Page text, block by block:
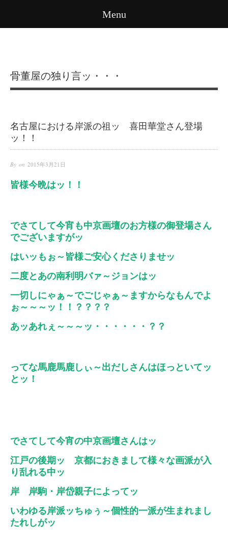
Menu
骨董屋の独り言ッ・・・
名古屋における岸派の祖ッ 喜田華堂さん登場
ッ！！
By on 2015年3月21日
皆様今晩はッ！！
でさてして今宵も中京画壇のお方様の御登場さん
でございますがッ
はいッもぉ～皆様ご安心くださりませッ
二度とあの南利明バァ～ジョンはッ
一切しにゃぁ～でごじゃぁ～ますからなもんでよ
ぉ～～～ッ！！？？？？
あッあれぇ～～～ッ・・・・・・？？
ってな馬鹿馬鹿しぃ～出だしさんはほっといてッ
とッ！
でさてして今宵の中京画壇さんはッ
江戸の後期ッ 京都におきまして様々な画派が入
り乱れる中ッ
岸 岸駒・岸岱親子によってッ
いわゆる岸派ッちゅぅ～個性的一派が生まれまし
たれしがッ